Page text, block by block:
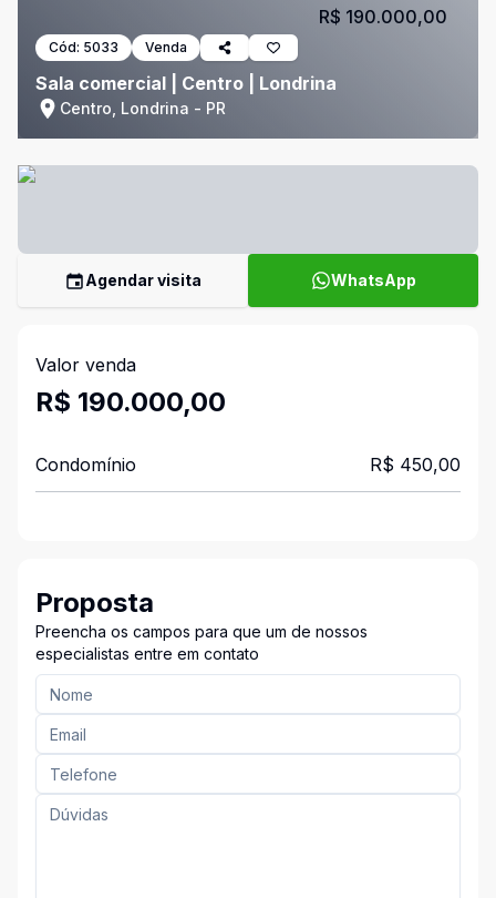
Cód: 5033 Venda
Sala comercial | Centro | Londrina
Centro, Londrina - PR
R$ 190.000,00
Agendar visita WhatsApp
Valor venda
R$ 190.000,00
Condomínio R$ 450,00
Proposta
Preencha os campos para que um de nossos
especialistas entre em contato